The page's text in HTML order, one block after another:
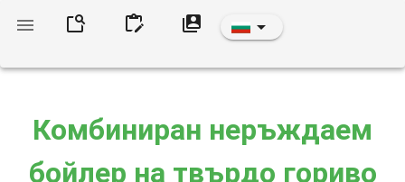
Комбиниран неръждаем
бойлер на твърдо гориво